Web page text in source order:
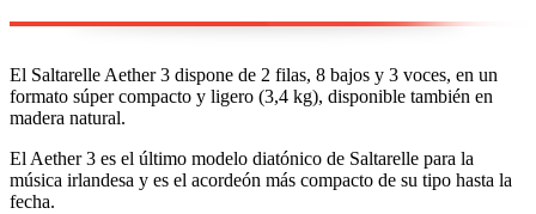
El Saltarelle Aether 3 dispone de 2 filas, 8 bajos y 3 voces, en un
formato súper compacto y ligero (3,4 kg), disponible también en
madera natural.
El Aether 3 es el último modelo diatónico de Saltarelle para la
música irlandesa y es el acordeón más compacto de su tipo hasta la
fecha.